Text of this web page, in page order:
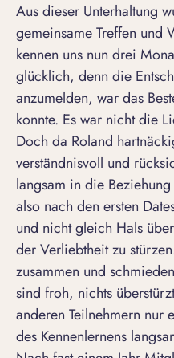
Aus dieser Unterhaltung
gemeinsame Treffen und
kennen uns nun drei
glücklich, denn die
anzumelden, war das
konnte. Es war nicht die
Doch da Roland
verständnisvoll und
langsam in die
also nach den ersten
und nicht gleich Hals
der Verliebtheit zu
zusammen und
sind froh, nichts
anderen Teilnehmern nur
des Kennenlernens